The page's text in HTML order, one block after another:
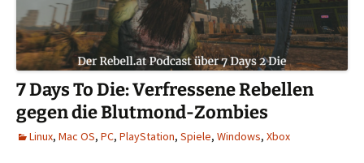
7 Days To Die: Verfressene Rebellen
gegen die Blutmond-Zombies
Linux, Mac OS, PC, PlayStation, Spiele, Windows, Xbox